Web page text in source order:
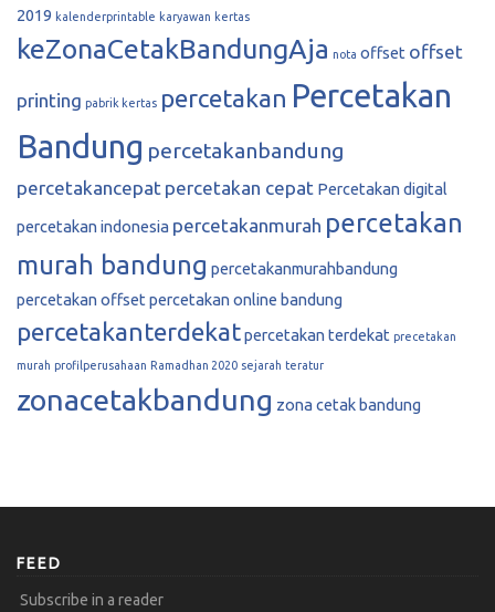
2019 kalenderprintable karyawan kertas
keZonaCetakBandungAja nota offset offset
printing pabrik kertas percetakan Percetakan
Bandung percetakanbandung
percetakancepat percetakan cepat Percetakan digital
percetakan indonesia percetakanmurah percetakan
murah bandung percetakanmurahbandung
percetakan offset percetakan online bandung
percetakanterdekatpercetakan terdekat precetakan
murah profilperusahaan Ramadhan 2020 sejarah teratur
zonacetakbandung zona cetak bandung
FEED
Subscribe in a reader